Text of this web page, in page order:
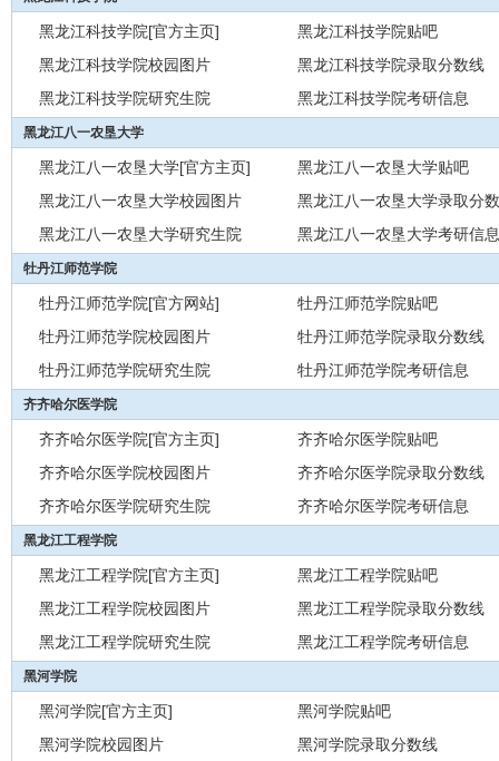
黑龙江科技学院[官方主页]
黑龙江科技学院贴吧
黑龙江科技学院校园图片
黑龙江科技学院录取分数线
黑龙江科技学院研究生院
黑龙江科技学院考研信息
黑龙江八一农垦大学
黑龙江八一农垦大学[官方主页]
黑龙江八一农垦大学贴吧
黑龙江八一农垦大学校园图片
黑龙江八一农垦大学录取分
黑龙江八一农垦大学研究生院
黑龙江八一农垦大学考研信息
牡丹江师范学院
牡丹江师范学院[官方网站]
牡丹江师范学院贴吧
牡丹江师范学院校园图片
牡丹江师范学院录取分数线
牡丹江师范学院研究生院
牡丹江师范学院考研信息
齐齐哈尔医学院
齐齐哈尔医学院[官方主页]
齐齐哈尔医学院贴吧
齐齐哈尔医学院校园图片
齐齐哈尔医学院录取分数线
齐齐哈尔医学院研究生院
齐齐哈尔医学院考研信息
黑龙江工程学院
黑龙江工程学院[官方主页]
黑龙江工程学院贴吧
黑龙江工程学院校园图片
黑龙江工程学院录取分数线
黑龙江工程学院研究生院
黑龙江工程学院考研信息
黑河学院
黑河学院[官方主页]
黑河学院贴吧
黑河学院校园图片
黑河学院录取分数线